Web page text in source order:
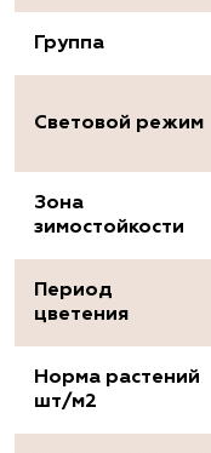
Группа
Световой режим
Зона
зимостойкости
Период
цветения
Норма растений
шт/м2